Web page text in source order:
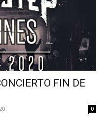
FIN DE
0